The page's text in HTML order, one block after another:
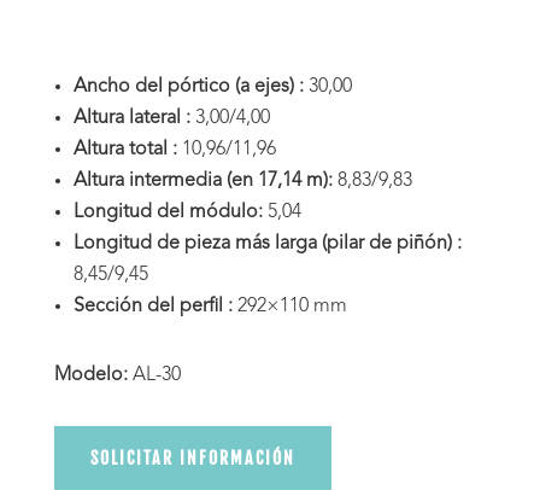
Ancho del pórtico (a ejes) : 30,00
Altura lateral : 3,00/4,00
Altura total : 10,96/11,96
Altura intermedia (en 17,14 m): 8,83/9,83
Longitud del módulo: 5,04
Longitud de pieza más larga (pilar de piñón) :
8,45/9,45
Sección del perfil : 292×110 mm
Modelo:AL-30
SOLICITAR INFORMACIÓN